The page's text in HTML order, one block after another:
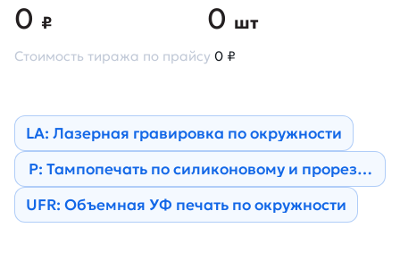
0 ₽ 0 шт
Стоимость тиража по прайсу 0 ₽
LA: Лазерная гравировка по окружности
Р: Тампопечать по силиконовому и
UFR: Объемная УФ печать по окружности